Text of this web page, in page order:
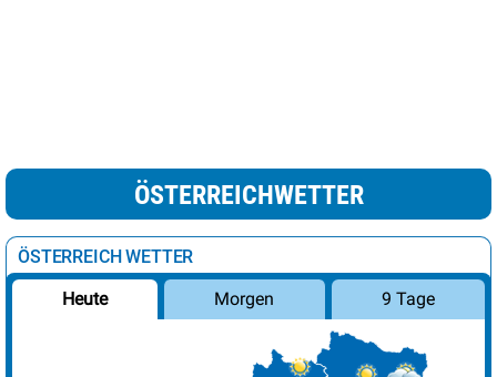
ÖSTERREICHWETTER
ÖSTERREICH WETTER
Heute Morgen 9 Tage